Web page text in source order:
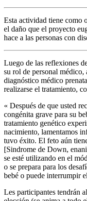
Esta actividad tiene como
el daño que el proyecto
hace a las personas con
Luego de las reflexiones
su rol de personal médico,
diagnóstico médico
realizarse el tratamiento,
« Después de que usted
congénita grave para su
tratamiento genético
nacimiento, lamentamos
tuvo éxito. El feto aún
[Sindrome de Down,
se esté utilizando en el
o se prepara para los
bebé o puede interrumpir
Les participantes tendrán